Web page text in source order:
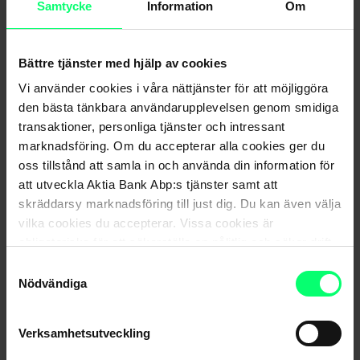
Samtycke Information Om
Bättre tjänster med hjälp av cookies
Vi använder cookies i våra nättjänster för att möjliggöra
den bästa tänkbara användarupplevelsen genom smidiga
transaktioner, personliga tjänster och intressant
marknadsföring. Om du accepterar alla cookies ger du
oss tillstånd att samla in och använda din information för
att utveckla Aktia Bank Abp:s tjänster samt att
skräddarsy marknadsföring till just dig. Du kan även välja
vilka cookies du accepterar. Vissa cookies är
Nödvändiga
Verksamhetsutveckling
kontonumret, plötsligt ändras, kontrollera direkt hos
din partner att ändringen faktiskt stämmer.
Identifiera falska fakturor och offertbrev maskerade
som fakturor. Om du tvivlar på att de är äkta,
kontakta fakturaavsändaren. Föredra e-fakturor
framför pappersfakturor.
Säkerställ att företaget har tydliga rutiner och
anvisningar för betalning av fakturor. Se till att alla
medarbetare, även praktikanter och vikarier, följer
dem.
Det är bra att komma ihåg att banker eller myndigheter
telefon. Bankuppgifter eller lösenord ska därför aldrig